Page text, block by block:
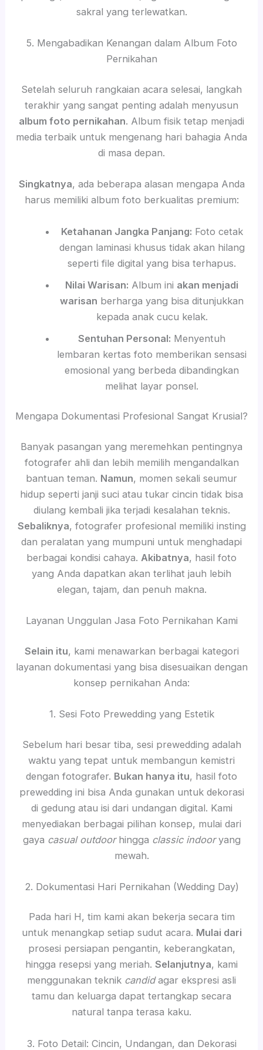
sakral yang terlewatkan.
5. Mengabadikan Kenangan dalam Album Foto
Pernikahan
Setelah seluruh rangkaian acara selesai, langkah
terakhir yang sangat penting adalah menyusun
album foto pernikahan. Album fisik tetap menjadi
media terbaik untuk mengenang hari bahagia Anda
di masa depan.
Singkatnya, ada beberapa alasan mengapa Anda
harus memiliki album foto berkualitas premium:
Ketahanan Jangka Panjang: Foto cetak
dengan laminasi khusus tidak akan hilang
seperti file digital yang bisa terhapus.
Nilai Warisan: Album ini akan menjadi
warisan berharga yang bisa ditunjukkan
kepada anak cucu kelak.
Sentuhan Personal: Menyentuh
lembaran kertas foto memberikan sensasi
emosional yang berbeda dibandingkan
melihat layar ponsel.
Mengapa Dokumentasi Profesional Sangat Krusial?
Banyak pasangan yang meremehkan pentingnya
fotografer ahli dan lebih memilih mengandalkan
bantuan teman. Namun, momen sekali seumur
hidup seperti janji suci atau tukar cincin tidak bisa
diulang kembali jika terjadi kesalahan teknis.
Sebaliknya, fotografer profesional memiliki insting
dan peralatan yang mumpuni untuk menghadapi
berbagai kondisi cahaya. Akibatnya, hasil foto
yang Anda dapatkan akan terlihat jauh lebih
elegan, tajam, dan penuh makna.
Layanan Unggulan Jasa Foto Pernikahan Kami
Selain itu, kami menawarkan berbagai kategori
layanan dokumentasi yang bisa disesuaikan dengan
konsep pernikahan Anda:
1. Sesi Foto Prewedding yang Estetik
Sebelum hari besar tiba, sesi prewedding adalah
waktu yang tepat untuk membangun kemistri
dengan fotografer. Bukan hanya itu, hasil foto
prewedding ini bisa Anda gunakan untuk dekorasi
di gedung atau isi dari undangan digital. Kami
menyediakan berbagai pilihan konsep, mulai dari
gaya casual outdoorhingga classic indooryang
mewah.
2. Dokumentasi Hari Pernikahan (Wedding Day)
Pada hari H, tim kami akan bekerja secara tim
untuk menangkap setiap sudut acara. Mulai dari
prosesi persiapan pengantin, keberangkatan,
hingga resepsi yang meriah. Selanjutnya, kami
menggunakan teknik candidagar ekspresi asli
tamu dan keluarga dapat tertangkap secara
natural tanpa terasa kaku.
3. Foto Detail: Cincin, Undangan, dan Dekorasi